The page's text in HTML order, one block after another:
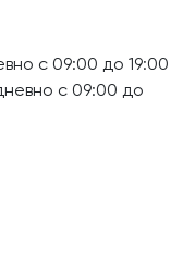
с 09:00 до 19:00
с 09:00 до